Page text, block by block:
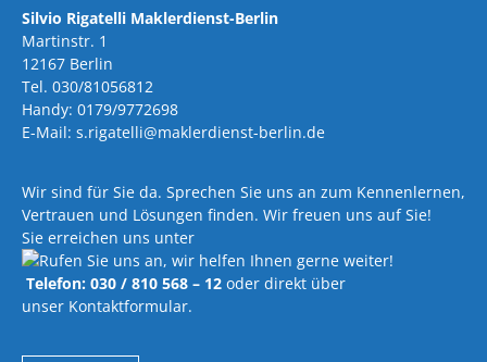
Silvio Rigatelli Maklerdienst-Berlin
Martinstr. 1
12167 Berlin
Tel. 030/81056812
Handy: 0179/9772698
E-Mail: s.rigatelli@maklerdienst-berlin.de
Wir sind für Sie da. Sprechen Sie uns an zum Kennenlernen,
Vertrauen und Lösungen finden. Wir freuen uns auf Sie!
Sie erreichen uns unter
Telefon: 030 / 810 568 – 12 oder direkt über
unser Kontaktformular.